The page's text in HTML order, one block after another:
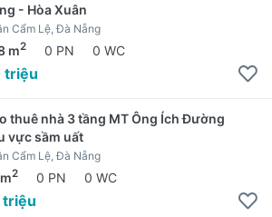
- Hòa Xuân
Cẩm Lệ, Đà Nẵng
m2 0 PN 0 WC
triệu
thuê nhà 3 tầng MT Ông Ích Đường
vực sầm uất
Cẩm Lệ, Đà Nẵng
2 0 PN 0 WC
triệu